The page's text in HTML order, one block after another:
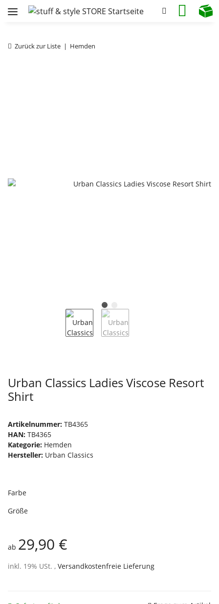
Zurück zur Liste Hemden
Urban Classics Ladies Viscose Resort
Shirt
Artikelnummer: TB4365
HAN: TB4365
Kategorie: Hemden
Hersteller: Urban Classics
Farbe
Größe
ab 29,90 €
inkl. 19% USt. , Versandkostenfreie Lieferung